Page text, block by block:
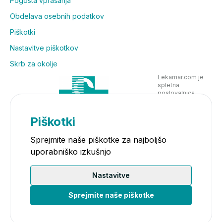
Izdelek vsebuje usedlino, zato je stekleničko pred
vsako uporabo treba dobro pretresti. Po stresanju je
vsebina motna. To ne vpliva na kakovost, uporabo
Komu je izdelek namenjen?
Izdelek je namenjen novorojenčkom, dojenčkom in
Obdelava osebnih podatkov
Piškotki
Nastavitve piškotkov
Skrb za okolje
Lekarnar.com je
spletna
poslovalnica
Piškotki
Sprejmite naše piškotke za najboljšo
uporabniško izkušnjo
Nastavitve
Sprejmite naše piškotke